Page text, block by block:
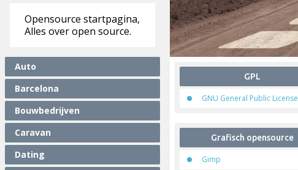
Opensource startpagina,
Alles over open source.
Auto
Barcelona
Bouwbedrijven
Caravan
Dating
GPL
GNU General Public License
Grafisch opensource
Gimp